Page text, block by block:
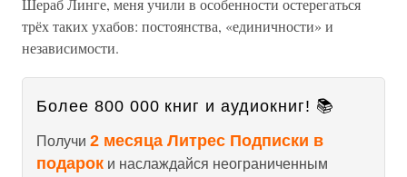
Шераб Линге, меня учили в особенности остерегаться
трёх таких ухабов: постоянства, «единичности» и
независимости.
Более 800 000 книг и аудиокниг! 📚
Получи 2 месяца Литрес Подписки в
подарок и наслаждайся неограниченным